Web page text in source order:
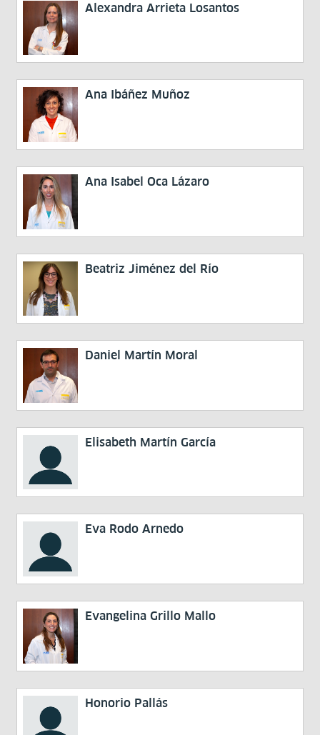
Alexandra Arrieta Losantos
Ana Ibáñez Muñoz
Ana Isabel Oca Lázaro
Beatriz Jiménez del Río
Daniel Martín Moral
Elisabeth Martín García
Eva Rodo Arnedo
Evangelina Grillo Mallo
Honorio Pallás